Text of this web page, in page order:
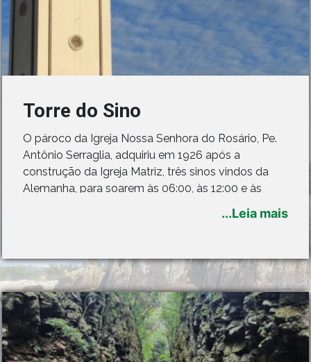
Torre do Sino
O pároco da Igreja Nossa Senhora do Rosário, Pe.
Antônio Serraglia, adquiriu em 1926 após a
construção da Igreja Matriz, três sinos vindos da
Alemanha, para soarem às 06:00, às 12:00 e às
18:00. Os três sinos juntos pesam 914 Kg e foram
colocados primeiramente numa torre de madeira
...Leia mais